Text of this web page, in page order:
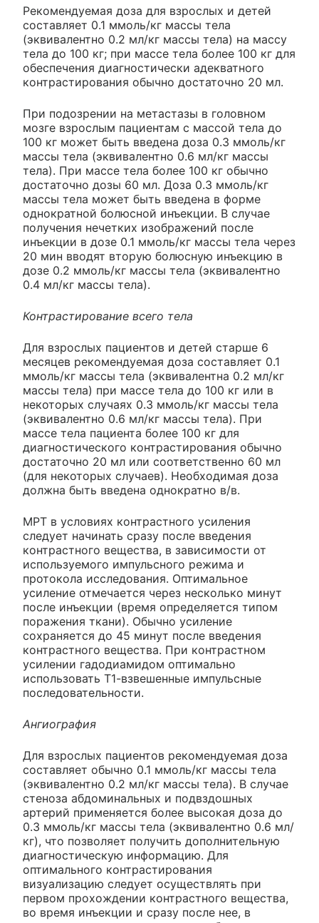
Рекомендуемая доза для взрослых и детей
составляет 0.1 ммоль/кг массы тела
(эквивалентно 0.2 мл/кг массы тела) на массу
тела до 100 кг; при массе тела более 100 кг для
обеспечения диагностически адекватного
контрастирования обычно достаточно 20 мл.
При подозрении на метастазы в головном
мозге взрослым пациентам с массой тела до
100 кг может быть введена доза 0.3 ммоль/кг
массы тела (эквивалентно 0.6 мл/кг массы
тела). При массе тела более 100 кг обычно
достаточно дозы 60 мл. Доза 0.3 ммоль/кг
массы тела может быть введена в форме
однократной болюсной инъекции. В случае
получения нечетких изображений после
инъекции в дозе 0.1 ммоль/кг массы тела через
20 мин вводят вторую болюсную инъекцию в
дозе 0.2 ммоль/кг массы тела (эквивалентно
0.4 мл/кг массы тела).
Контрастирование всего тела
Для взрослых пациентов и детей старше 6
месяцев рекомендуемая доза составляет 0.1
ммоль/кг массы тела (эквивалентна 0.2 мл/кг
массы тела) при массе тела до 100 кг или в
некоторых случаях 0.3 ммоль/кг массы тела
(эквивалентно 0.6 мл/кг массы тела). При
массе тела пациента более 100 кг для
диагностического контрастирования обычно
достаточно 20 мл или соответственно 60 мл
(для некоторых случаев). Необходимая доза
должна быть введена однократно в/в.
МРТ в условиях контрастного усиления
следует начинать сразу после введения
контрастного вещества, в зависимости от
используемого импульсного режима и
протокола исследования. Оптимальное
усиление отмечается через несколько минут
после инъекции (время определяется типом
поражения ткани). Обычно усиление
сохраняется до 45 минут после введения
контрастного вещества. При контрастном
усилении гадодиамидом оптимально
использовать Т1-взвешенные импульсные
последовательности.
Ангиография
Для взрослых пациентов рекомендуемая доза
составляет обычно 0.1 ммоль/кг массы тела
(эквивалентно 0.2 мл/кг массы тела). В случае
стеноза абдоминальных и подвздошных
артерий применяется более высокая доза до
0.3 ммоль/кг массы тела (эквивалентно 0.6 мл/
кг), что позволяет получить дополнительную
диагностическую информацию. Для
оптимального контрастирования
визуализацию следует осуществлять при
первом прохождении контрастного вещества,
во время инъекции и сразу после нее, в